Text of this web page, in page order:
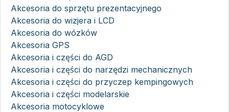
Akcesoria do sprzętu prezentacyjnego
Akcesoria do wizjera i LCD
Akcesoria do wózków
Akcesoria GPS
Akcesoria i części do AGD
Akcesoria i części do narzędzi mechanicznych
Akcesoria i części do przyczep kempingowych
Akcesoria i części modelarskie
Akcesoria motocyklowe